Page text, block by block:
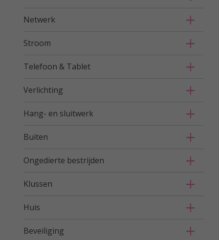
Netwerk
Stroom
Telefoon & Tablet
Verlichting
Hang- en sluitwerk
Buiten
Ongedierte bestrijden
Klussen
Huis
Beveiliging